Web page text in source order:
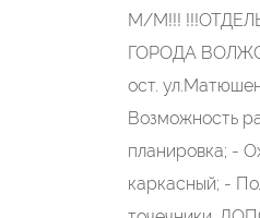
М/М!!!
ГОРОДА
ост.
Возможность
планировка; -
каркасный; -